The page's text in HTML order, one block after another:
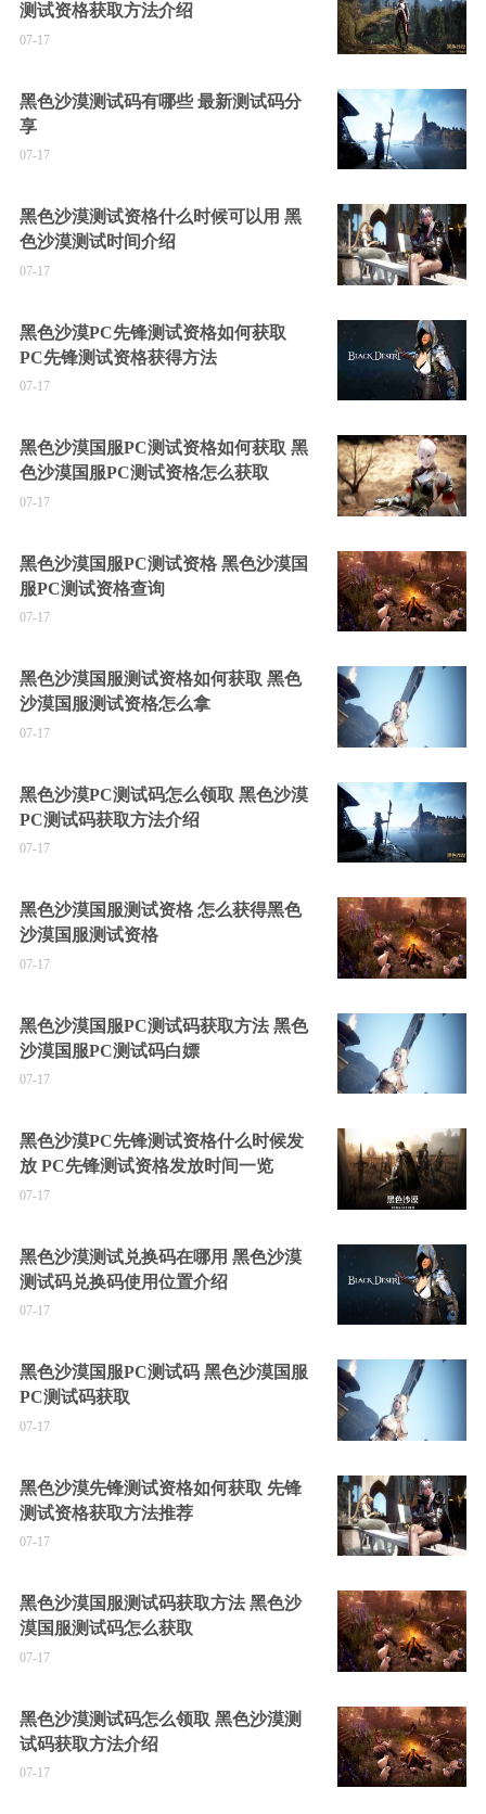
测试资格获取方法介绍
07-17
黑色沙漠测试码有哪些 最新测试码分
享
07-17
黑色沙漠测试资格什么时候可以用 黑
色沙漠测试时间介绍
07-17
黑色沙漠PC先锋测试资格如何获取
PC先锋测试资格获得方法
07-17
黑色沙漠国服PC测试资格如何获取 黑
色沙漠国服PC测试资格怎么获取
07-17
黑色沙漠国服PC测试资格 黑色沙漠国
服PC测试资格查询
07-17
黑色沙漠国服测试资格如何获取 黑色
沙漠国服测试资格怎么拿
07-17
黑色沙漠PC测试码怎么领取 黑色沙漠
PC测试码获取方法介绍
07-17
黑色沙漠国服测试资格 怎么获得黑色
沙漠国服测试资格
07-17
黑色沙漠国服PC测试码获取方法 黑色
沙漠国服PC测试码白嫖
07-17
黑色沙漠PC先锋测试资格什么时候发
放 PC先锋测试资格发放时间一览
07-17
黑色沙漠测试兑换码在哪用 黑色沙漠
测试码兑换码使用位置介绍
07-17
黑色沙漠国服PC测试码 黑色沙漠国服
PC测试码获取
07-17
黑色沙漠先锋测试资格如何获取 先锋
测试资格获取方法推荐
07-17
黑色沙漠国服测试码获取方法 黑色沙
漠国服测试码怎么获取
07-17
黑色沙漠测试码怎么领取 黑色沙漠测
试码获取方法介绍
07-17